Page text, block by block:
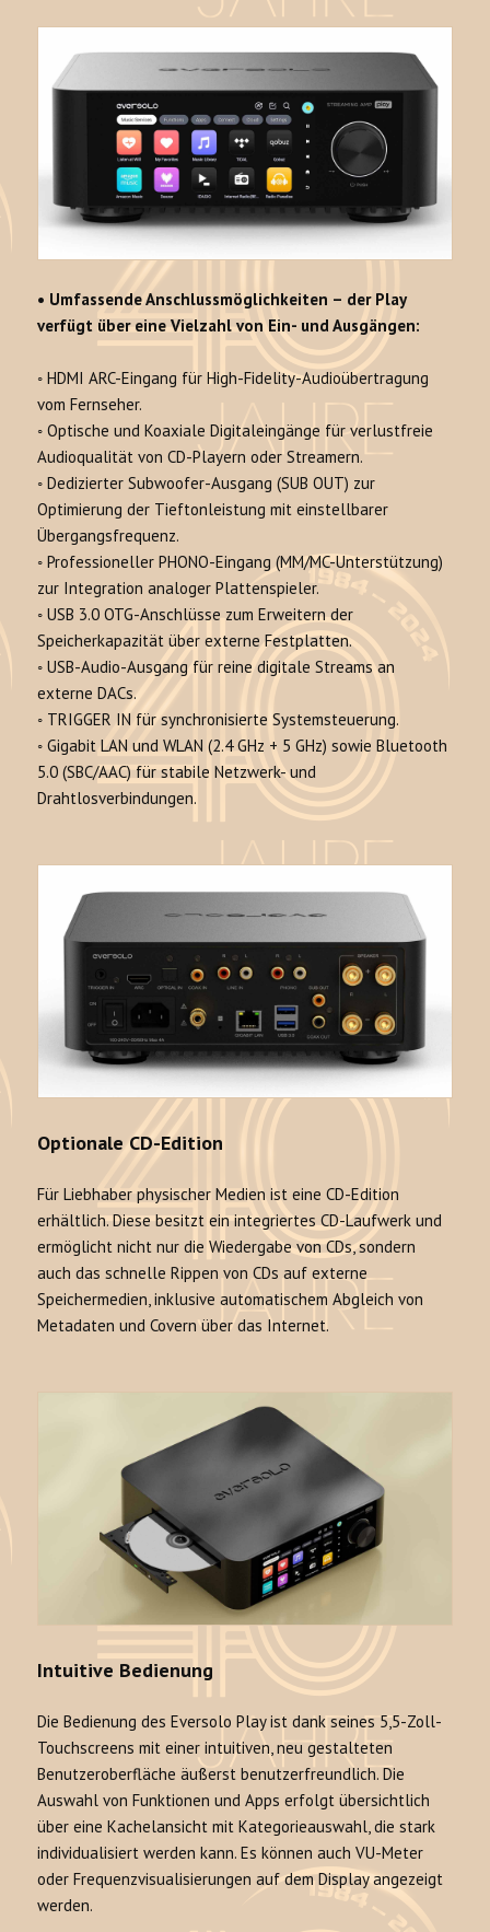
• Umfassende Anschlussmöglichkeiten – der Play
verfügt über eine Vielzahl von Ein- und Ausgängen:
◦HDMI ARC-Eingang für High-Fidelity-Audioübertragung
vom Fernseher.
◦Optische und Koaxiale Digitaleingänge für verlustfreie
Audioqualität von CD-Playern oder Streamern.
◦ Dedizierter Subwoofer-Ausgang (SUB OUT) zur
Optimierung der Tieftonleistung mit einstellbarer
Übergangsfrequenz.
◦Professioneller PHONO-Eingang (MM/MC-Unterstützung)
zur Integration analoger Plattenspieler.
◦USB 3.0 OTG-Anschlüssezum Erweitern der
Speicherkapazität über externe Festplatten.
◦USB-Audio-Ausgangfür reine digitale Streams an
externe DACs.
◦ TRIGGER IN für synchronisierte Systemsteuerung.
◦Gigabit LAN und WLAN (2.4 GHz + 5 GHz) sowieBluetooth
5.0 (SBC/AAC) für stabile Netzwerk- und
Drahtlosverbindungen.
Optionale CD-Edition
Für Liebhaber physischer Medien ist eine CD-Edition
erhältlich. Diese besitzt ein integriertes CD-Laufwerk und
ermöglicht nicht nur die Wiedergabe von CDs, sondern
auch das schnelle Rippen von CDs auf externe
Speichermedien, inklusive automatischem Abgleich von
Metadaten und Covern über das Internet.
Intuitive Bedienung
Die Bedienung des Eversolo Play ist dank seines 5,5-Zoll-
Touchscreens mit einer intuitiven, neu gestalteten
Benutzeroberfläche äußerst benutzerfreundlich. Die
Auswahl von Funktionen und Apps erfolgt übersichtlich
über eine Kachelansicht mit Kategorieauswahl, die stark
individualisiert werden kann. Es können auch VU-Meter
oder Frequenzvisualisierungen auf dem Display angezeigt
werden.